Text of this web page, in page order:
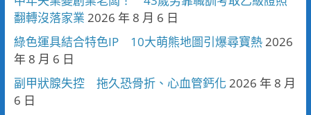
翻轉沒落家業 2026 年 8 月 6 日
綠色運具結合特色IP 10大萌熊地圖引爆尋寶熱2026
年 8 月 6 日
副甲狀腺失控 拖久恐骨折、心血管鈣化 2026 年 8 月
6 日